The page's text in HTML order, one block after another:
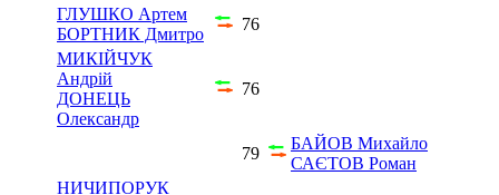
ГЛУШКО Артем
БОРТНИК Дмитро
76
МИКІЙЧУК
Андрій
ДОНЕЦЬ
Олександр
76
79
БАЙОВ Михайло
САЄТОВ Роман
НИЧИПОРУК